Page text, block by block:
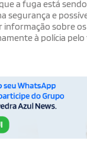
a fuga está
segurança e
informação sobre
à polícia pelo